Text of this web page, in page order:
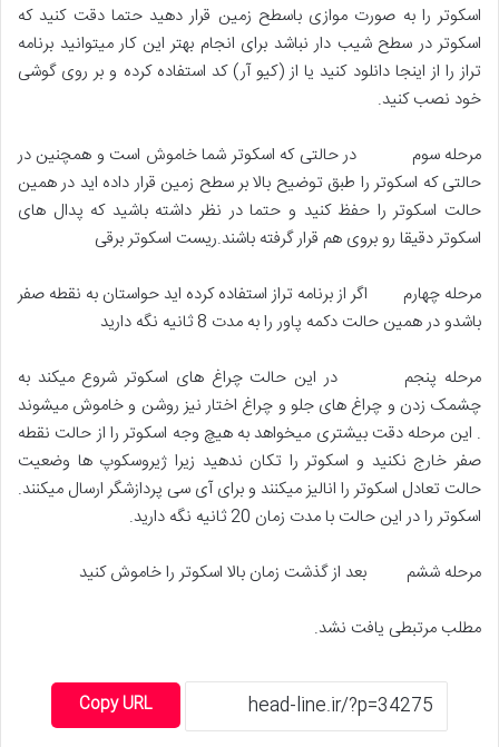
اسکوتر را به صورت موازی باسطح زمین قرار دهید حتما دقت کنید که
اسکوتر در سطح شیب دار نباشد برای انجام بهتر این کار میتوانید برنامه
تراز را از اینجا دانلود کنید یا از (کیو آر) کد استفاده کرده و بر روی گوشی
خود نصب کنید.
مرحله سوم در حالتی که اسکوتر شما خاموش است و همچنین در
حالتی که اسکوتر را طبق توضیح بالا بر سطح زمین قرار داده اید در همین
حالت اسکوتر را حفظ کنید و حتما در نظر داشته باشید که پدال های
اسکوتر دقیقا رو بروی هم قرار گرفته باشند.ریست اسکوتر برقی
مرحله چهارم اگر از برنامه تراز استفاده کرده اید حواستان به نقطه صفر
باشدو در همین حالت دکمه پاور را به مدت 8 ثانیه نگه دارید
مرحله پنجم در این حالت چراغ های اسکوتر شروع میکند به
چشمک زدن و چراغ های جلو و چراغ اختار نیز روشن و خاموش میشوند
. این مرحله دقت بیشتری میخواهد به هیچ وجه اسکوتر را از حالت نقطه
صفر خارج نکنید و اسکوتر را تکان ندهید زیرا ژیروسکوپ ها وضعیت
حالت تعادل اسکوتر را انالیز میکنند و برای آی سی پردازشگر ارسال میکنند.
اسکوتر را در این حالت با مدت زمان 20 ثانیه نگه دارید.
مرحله ششم بعد از گذشت زمان بالا اسکوتر را خاموش کنید
مطلب مرتبطی یافت نشد.
Copy URL